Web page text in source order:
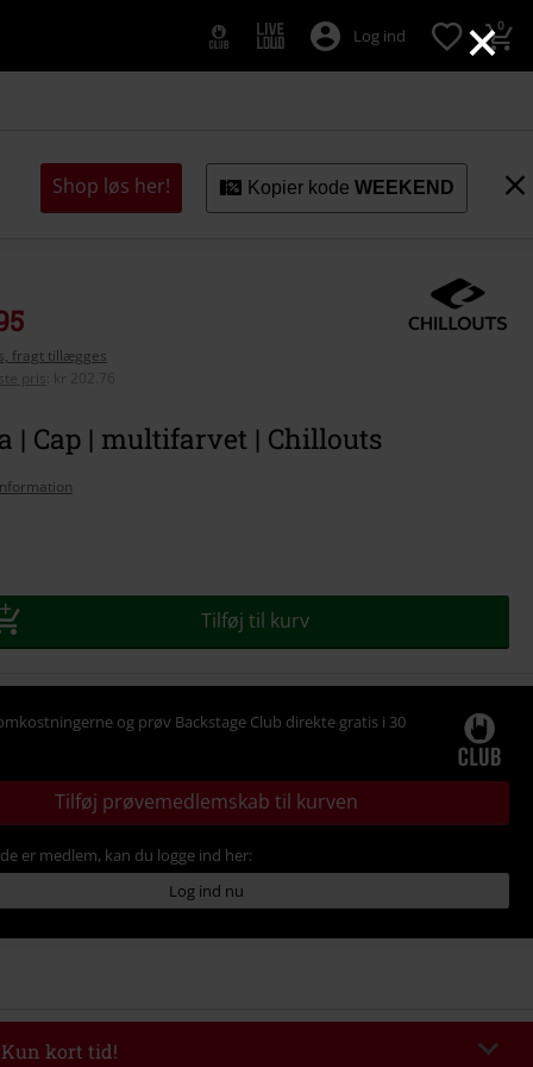
×
Log ind 0
Shop løs her! Kopier kode WEEKEND
fragt tillægges
pris
kr 202.76
| Cap | multifarvet | Chillouts
Tilføj til kurv
og prøv Backstage Club direkte gratis i 30
Tilføj prøvemedlemskab til kurven
er medlem, kan du logge ind her:
Log ind nu
Kun kort tid!